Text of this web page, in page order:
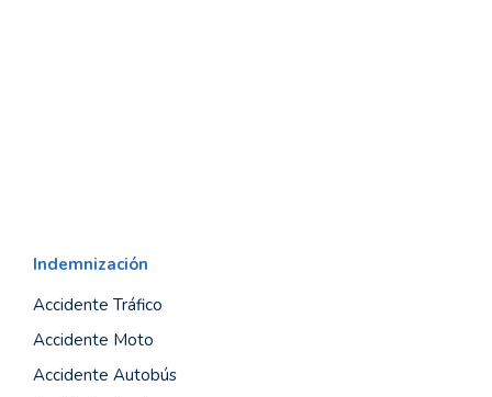
Indemnización
Accidente Tráfico
Accidente Moto
Accidente Autobús